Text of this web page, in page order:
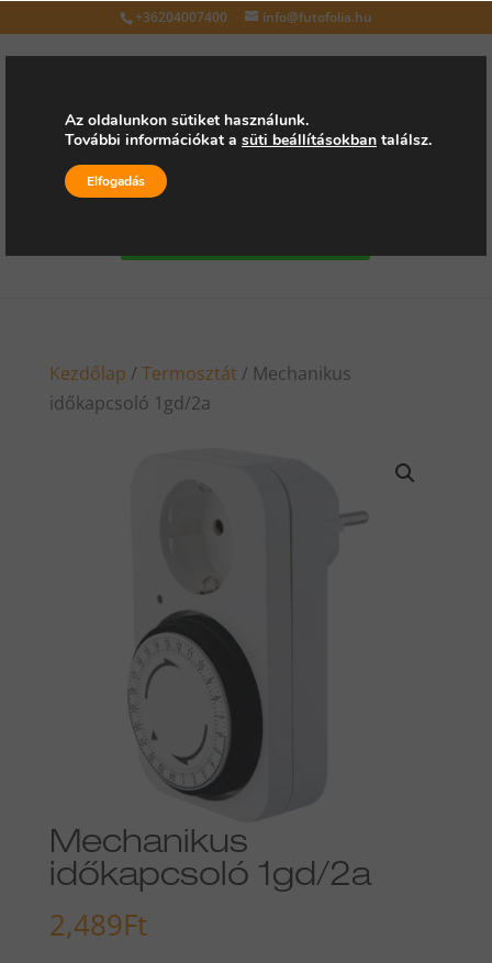
+36204007400 info@futofolia.hu
Válasszon oldalt
Kezdőlap / Termosztát / Mechanikus
időkapcsoló 1gd/2a
Mechanikus
időkapcsoló 1gd/2a
2,489Ft
Az oldalunkon sütiket használunk.
További információkat a süti beállításokban találsz.
Elfogadás